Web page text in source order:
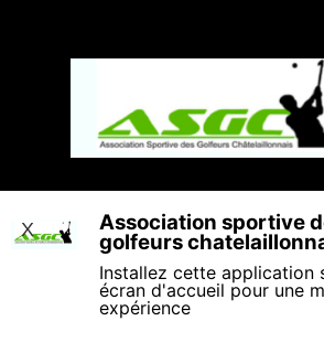
Association sportive
golfeurs
Installez cette application
écran d'accueil pour une
expérience
X